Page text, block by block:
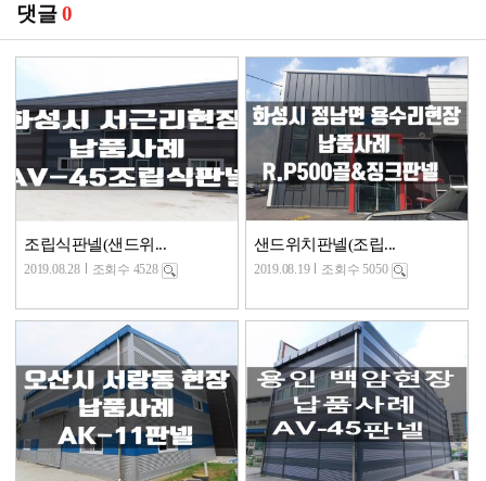
댓글0
조립식판넬(샌드위...
2019.08.28 조회수 4528
샌드위치판넬(조립...
2019.08.19 조회수 5050